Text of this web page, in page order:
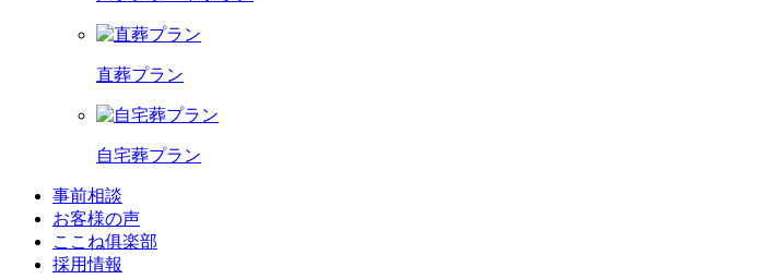
直葬プラン
自宅葬プラン
事前相談
お客様の声
ここね俱楽部
採用情報